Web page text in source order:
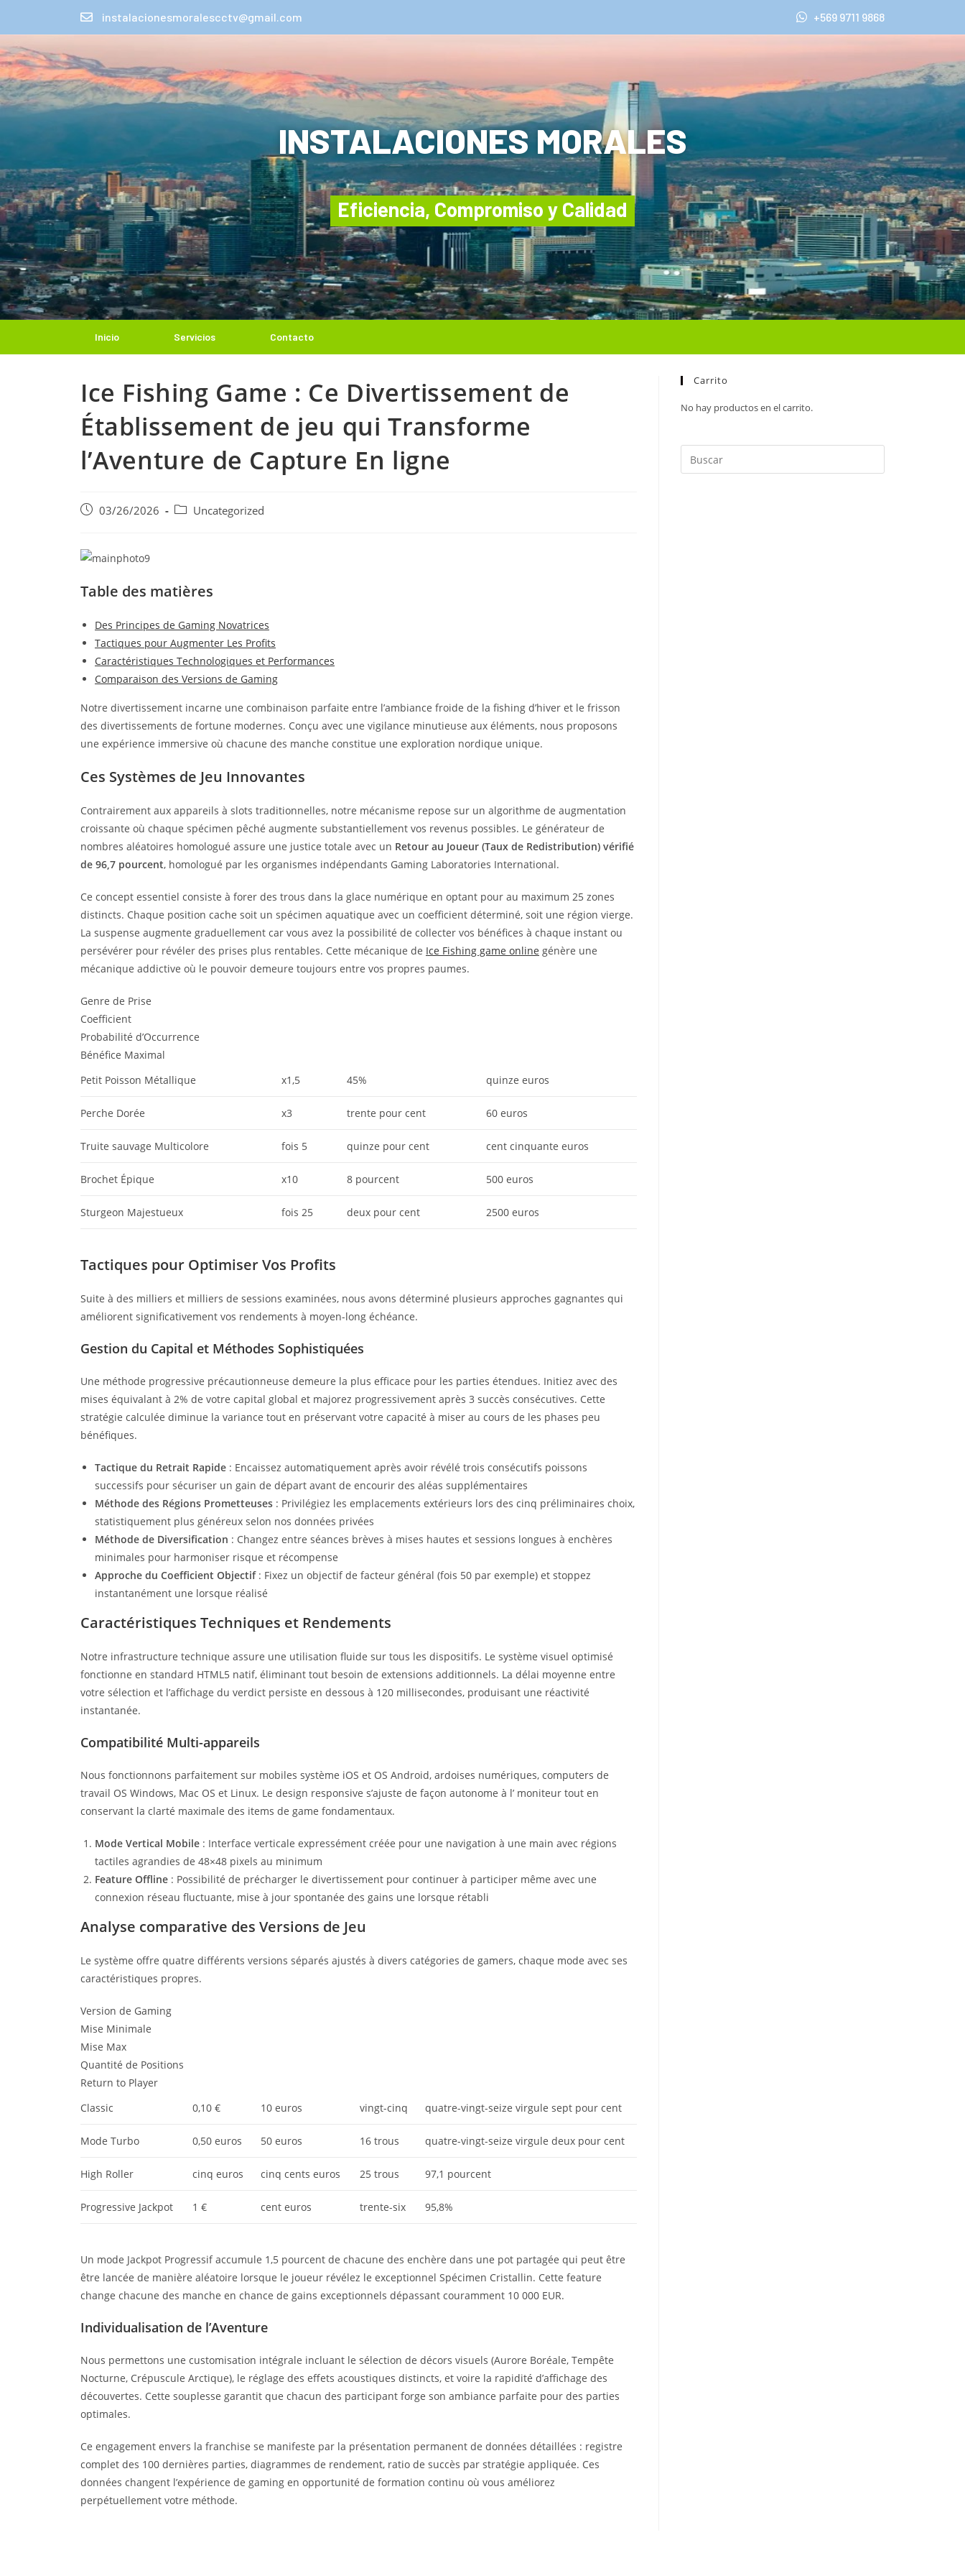
instalacionesmoralescctv@gmail.com +569 9711 9868
INSTALACIONES MORALES
Eficiencia, Compromiso y Calidad
Inicio Servicios Contacto
Ice Fishing Game : Ce Divertissement de
Établissement de jeu qui Transforme
l’Aventure de Capture En ligne
03/26/2026 Uncategorized
Table des matières
Des Principes de Gaming Novatrices
Tactiques pour Augmenter Les Profits
Caractéristiques Technologiques et Performances
Comparaison des Versions de Gaming
Notre divertissement incarne une combinaison parfaite entre l’ambiance froide de la fishing d’hiver et le frisson
des divertissements de fortune modernes. Conçu avec une vigilance minutieuse aux éléments, nous proposons
une expérience immersive où chacune des manche constitue une exploration nordique unique.
Ces Systèmes de Jeu Innovantes
Contrairement aux appareils à slots traditionnelles, notre mécanisme repose sur un algorithme de augmentation
croissante où chaque spécimen pêché augmente substantiellement vos revenus possibles. Le générateur de
nombres aléatoires homologué assure une justice totale avec un Retour au Joueur (Taux de Redistribution) vérifié
de 96,7 pourcent, homologué par les organismes indépendants Gaming Laboratories International.
Ce concept essentiel consiste à forer des trous dans la glace numérique en optant pour au maximum 25 zones
distincts. Chaque position cache soit un spécimen aquatique avec un coefficient déterminé, soit une région vierge.
La suspense augmente graduellement car vous avez la possibilité de collecter vos bénéfices à chaque instant ou
persévérer pour révéler des prises plus rentables. Cette mécanique de Ice Fishing game online génère une
mécanique addictive où le pouvoir demeure toujours entre vos propres paumes.
Genre de Prise
Coefficient
Probabilité d’Occurrence
Bénéfice Maximal
Petit Poisson Métallique
x1,5 45% quinze euros
Perche Dorée x3 trente pour cent 60 euros
Truite sauvage Multicolore fois 5 quinze pour cent cent cinquante euros
Brochet Épique x10 8 pourcent 500 euros
Sturgeon Majestueux fois 25 deux pour cent 2500 euros
Tactiques pour Optimiser Vos Profits
Suite à des milliers et milliers de sessions examinées, nous avons déterminé plusieurs approches gagnantes qui
améliorent significativement vos rendements à moyen-long échéance.
Gestion du Capital et Méthodes Sophistiquées
Une méthode progressive précautionneuse demeure la plus efficace pour les parties étendues. Initiez avec des
mises équivalant à 2% de votre capital global et majorez progressivement après 3 succès consécutives. Cette
stratégie calculée diminue la variance tout en préservant votre capacité à miser au cours de les phases peu
bénéfiques.
Tactique du Retrait Rapide : Encaissez automatiquement après avoir révélé trois consécutifs poissons
successifs pour sécuriser un gain de départ avant de encourir des aléas supplémentaires
Méthode des Régions Prometteuses : Privilégiez les emplacements extérieurs lors des cinq préliminaires choix,
statistiquement plus généreux selon nos données privées
Méthode de Diversification : Changez entre séances brèves à mises hautes et sessions longues à enchères
minimales pour harmoniser risque et récompense
Approche du Coefficient Objectif: Fixez un objectif de facteur général (fois 50 par exemple) et stoppez
instantanément une lorsque réalisé
Caractéristiques Techniques et Rendements
Notre infrastructure technique assure une utilisation fluide sur tous les dispositifs. Le système visuel optimisé
fonctionne en standard HTML5 natif, éliminant tout besoin de extensions additionnels. La délai moyenne entre
votre sélection et l’affichage du verdict persiste en dessous à 120 millisecondes, produisant une réactivité
instantanée.
Compatibilité Multi-appareils
Nous fonctionnons parfaitement sur mobiles système iOS et OS Android, ardoises numériques, computers de
travail OS Windows, Mac OS et Linux. Le design responsive s’ajuste de façon autonome à l’ moniteur tout en
conservant la clarté maximale des items de game fondamentaux.
Mode Vertical Mobile : Interface verticale expressément créée pour une navigation à une main avec régions
tactiles agrandies de 48×48 pixels au minimum
Feature Offline : Possibilité de précharger le divertissement pour continuer à participer même avec une
connexion réseau fluctuante, mise à jour spontanée des gains une lorsque rétabli
Analyse comparative des Versions de Jeu
Le système offre quatre différents versions séparés ajustés à divers catégories de gamers, chaque mode avec ses
caractéristiques propres.
Version de Gaming
Mise Minimale
Mise Max
Quantité de Positions
Return to Player
Classic
0,10 € 10 euros vingt-cinq quatre-vingt-seize virgule sept pour cent
Mode Turbo 0,50 euros 50 euros 16 trous quatre-vingt-seize virgule deux pour cent
High Roller cinq euros cinq cents euros 25 trous 97,1 pourcent
Progressive Jackpot 1 € cent euros trente-six 95,8%
Un mode Jackpot Progressif accumule 1,5 pourcent de chacune des enchère dans une pot partagée qui peut être
être lancée de manière aléatoire lorsque le joueur révélez le exceptionnel Spécimen Cristallin. Cette feature
change chacune des manche en chance de gains exceptionnels dépassant couramment 10 000 EUR.
Individualisation de l’Aventure
Nous permettons une customisation intégrale incluant le sélection de décors visuels (Aurore Boréale, Tempête
Nocturne, Crépuscule Arctique), le réglage des effets acoustiques distincts, et voire la rapidité d’affichage des
découvertes. Cette souplesse garantit que chacun des participant forge son ambiance parfaite pour des parties
optimales.
Ce engagement envers la franchise se manifeste par la présentation permanent de données détaillées : registre
complet des 100 dernières parties, diagrammes de rendement, ratio de succès par stratégie appliquée. Ces
données changent l’expérience de gaming en opportunité de formation continu où vous améliorez
perpétuellement votre méthode.
Carrito
No hay productos en el carrito.